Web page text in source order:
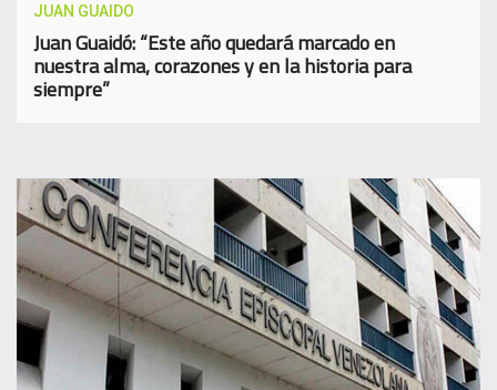
JUAN GUAIDO
Juan Guaidó: “Este año quedará marcado en
nuestra alma, corazones y en la historia para
siempre”